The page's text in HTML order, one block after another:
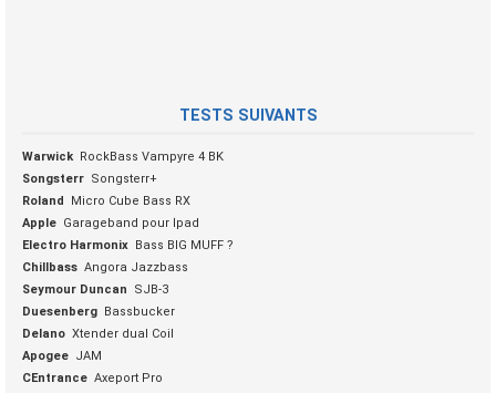
TESTS SUIVANTS
Warwick RockBass Vampyre 4 BK
Songsterr Songsterr+
Roland
Micro Cube Bass RX
Apple Garageband pour Ipad
Electro Harmonix Bass BIG MUFF ?
Chillbass Angora Jazzbass
Seymour Duncan
SJB-3
Duesenberg Bassbucker
Delano Xtender dual Coil
Apogee JAM
CEntrance Axeport Pro